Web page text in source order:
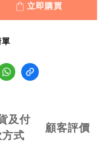
立即購買
及付
式
顧客評價